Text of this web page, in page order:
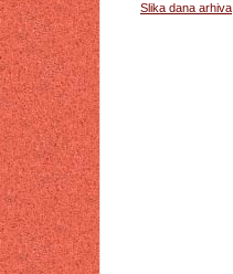
Slika dana arhiva